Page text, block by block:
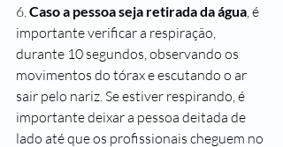
6. Caso a pessoa seja retirada da água, é
importante verificar a respiração,
durante 10 segundos, observando os
movimentos do tórax e escutando o ar
sair pelo nariz. Se estiver respirando, é
importante deixar a pessoa deitada de
lado até que os profissionais cheguem no